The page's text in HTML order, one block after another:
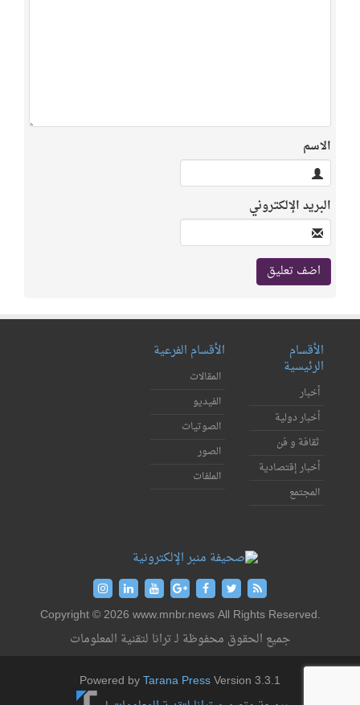
الاسم
البريد الإلكتروني
الأقسام
الرئيسية
أخبار
أخبار دولية
ثقافة و فن
أخبار إقتصادية
المجتمع
الأقسام الفرعية
المقالات
الفيديو
الصوتيات
الصور
الملفات
Copyright © 2026 www.mnbr.news All Rights Reserved.
جميع الحقوق محفوظة لـ ترانا لتقنية المعلومات
Powered byTarana PressVersion 3.3.1